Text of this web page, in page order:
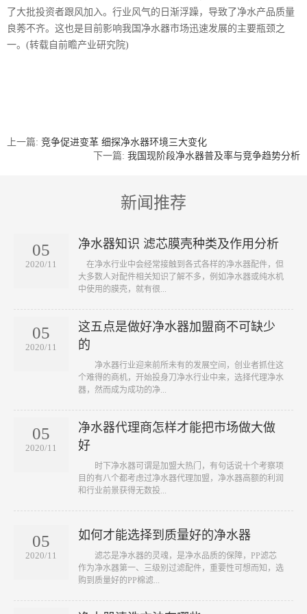
了大批投资者跟风加入。行业风气的日渐浮躁，导致了净水产品质量
良莠不齐。这也是目前影响我国净水器市场迅速发展的主要瓶颈之
一。(转载自前瞻产业研究院)
上一篇: 竞争促进变革 细探净水器环境三大变化
下一篇: 我国现阶段净水器普及率与竞争趋势分析
新闻推荐
05
2020/11
净水器知识 滤芯膜壳种类及作用分析
​ 在净水行业中会经常接触到各式各样的净水器配件，但
大多数人对配件相关知识了解不多，例如净水器或纯水机
中使用的膜壳，就有很...
05
2020/11
这五点是做好净水器加盟商不可缺少
的
​ 净水器行业迎来前所未有的发展空间，创业者抓住这
个难得的商机，开始投身刀净水行业中来，选择代理净水
器，然而成为成功的净...
05
2020/11
净水器代理商怎样才能把市场做大做
好
​ 时下净水器可谓是加盟大热门，有句话说十个考察项
目的有八个都考虑过净水器代理加盟，净水器高额的利润
和行业前景获得无数投...
05
2020/11
如何才能选择到质量好的净水器
滤芯是净水器的灵魂，是净水品质的保障，PP滤芯
作为净水器第一、三级别过滤配件，重要性可想而知，选
购到质量好的PP棉滤...